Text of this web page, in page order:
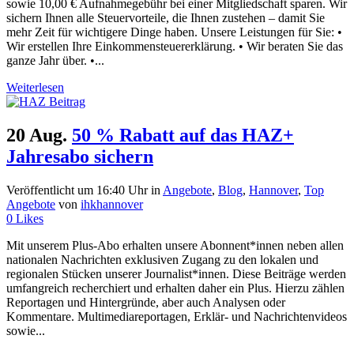
sowie 10,00 € Aufnahmegebühr bei einer Mitgliedschaft sparen. Wir
sichern Ihnen alle Steuervorteile, die Ihnen zustehen – damit Sie
mehr Zeit für wichtigere Dinge haben. Unsere Leistungen für Sie: •
Wir erstellen Ihre Einkommensteuererklärung. • Wir beraten Sie das
ganze Jahr über. •...
Weiterlesen
20 Aug. 50 % Rabatt auf das HAZ+
Jahresabo sichern
Veröffentlicht um 16:40 Uhrin Angebote, Blog, Hannover, Top
Angebote von ihkhannover
0 Likes
Mit unserem Plus-Abo erhalten unsere Abonnent*innen neben allen
nationalen Nachrichten exklusiven Zugang zu den lokalen und
regionalen Stücken unserer Journalist*innen. Diese Beiträge werden
umfangreich recherchiert und erhalten daher ein Plus. Hierzu zählen
Reportagen und Hintergründe, aber auch Analysen oder
Kommentare. Multimediareportagen, Erklär- und Nachrichtenvideos
sowie...